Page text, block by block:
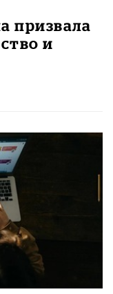
призвала
и